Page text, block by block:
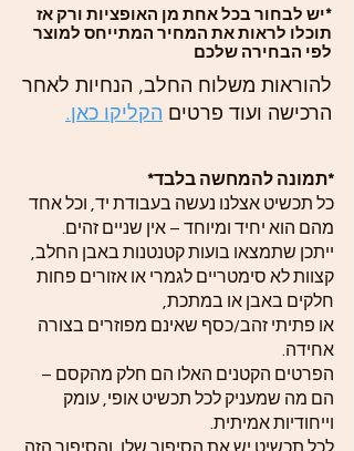
*יש לבחור בכל אחת מן האופציות ורק אז
תוכלו לראות את המחיר המתייחס למוצר
לפי הבחירה שלכם
להוראות משלוח החלב, הנחיות לאחר
הרכישה ועוד פרטים הקליקו כאן.
*תמונה להמחשה בלבד*
כל תכשיט אצלנו נעשה בעבודת יד, וכל אחד
מהם הוא יחיד ומיוחד – אין שניים זהים.
ייתכן שתמצאו בועות קטנטנות באבן החלב,
קצוות לא סימטריים לגמרי או אזורים פחות
חלקים באבן או במתכת,
או פתיתי זהב/כסף שאינם מפוזרים בצורה
אחידה.
הפרטים הקטנים האלו הם חלק מהקסם –
הם מה שמעניק לכל תכשיט אופי, עומק
וייחודיות אמיתית.